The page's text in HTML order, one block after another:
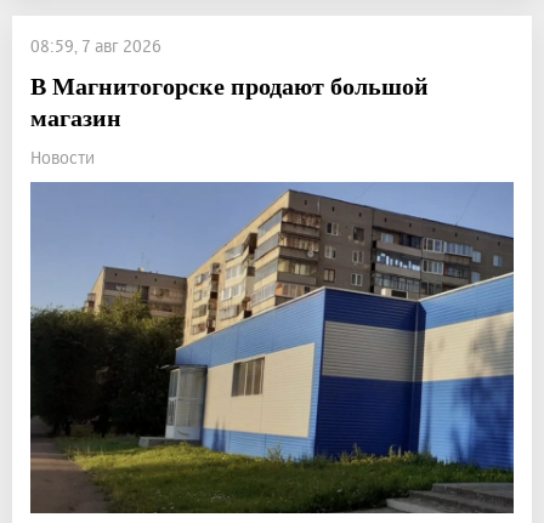
08:59, 7 авг 2026
В Магнитогорске продают большой
магазин
Новости